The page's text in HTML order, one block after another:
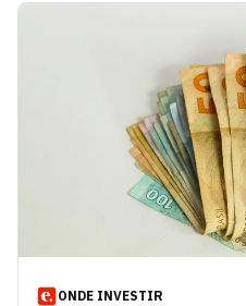
ONDE INVESTIR